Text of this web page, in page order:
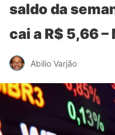
saldo da
cai a R$ 5,66
Abilio Varjão